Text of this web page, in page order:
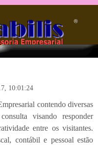
principal
®️
10:01:24
contendo diversas
visando responder
entre os visitantes.
contábil e pessoal estão